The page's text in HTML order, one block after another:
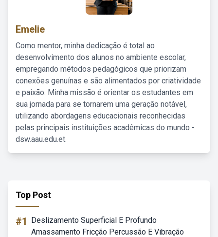
Emelie
Como mentor, minha dedicação é total ao
desenvolvimento dos alunos no ambiente escolar,
empregando métodos pedagógicos que priorizam
conexões genuínas e são alimentados por criatividade
e paixão. Minha missão é orientar os estudantes em
sua jornada para se tornarem uma geração notável,
utilizando abordagens educacionais reconhecidas
pelas principais instituições acadêmicas do mundo -
dsw.aau.edu.et.
Top Post
#1
Deslizamento Superficial E Profundo
Amassamento Fricção Percussão E Vibração